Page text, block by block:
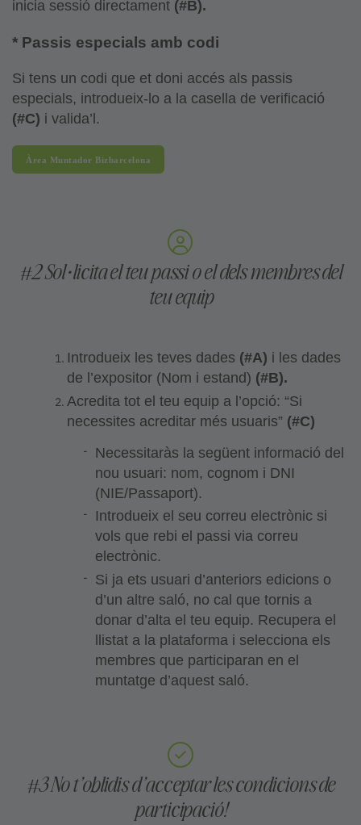
inicia sessió directament (#B).
* Passis especials amb codi
Si tens un codi que et doni accés als passis
especials, introdueix-lo a la casella de verificació
(#C) i valida’l.
Àrea Muntador Bizbarcelona
#2 Sol·licita el teu passi o el dels membres del
teu equip
Introdueix les teves dades (#A) i les dades
de l’expositor (Nom i estand) (#B).
Acredita tot el teu equip a l’opció: “Si
necessites acreditar més usuaris” (#C)
Necessitaràs la següent informació del
nou usuari: nom, cognom i DNI
(NIE/Passaport).
Introdueix el seu correu electrònic si
vols que rebi el passi via correu
electrònic.
Si ja ets usuari d’anteriors edicions o
d’un altre saló, no cal que tornis a
donar d’alta el teu equip. Recupera el
llistat a la plataforma i selecciona els
membres que participaran en el
muntatge d’aquest saló.
#3 No t’oblidis d’acceptar les condicions de
participació!